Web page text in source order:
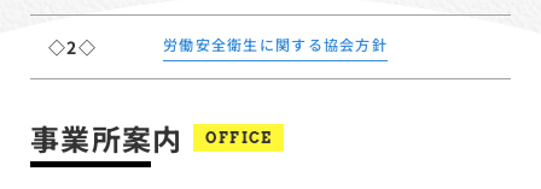
◇2◇ 労働安全衛生に関する協会方針
事業所案内 OFFICE